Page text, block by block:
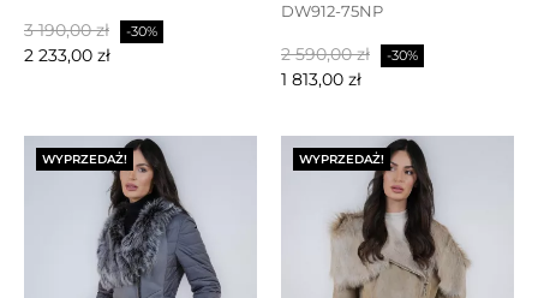
Cena
podstawowa
3 190,00 zł -30%
2 233,00 zł
DW912-75NP
Cena
podstawowa
2 590,00 zł -30%
1 813,00 zł
WYPRZEDAŻ! WYPRZEDAŻ!